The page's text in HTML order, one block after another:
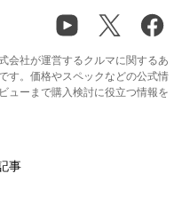
会社が運営するクルマに関するあ
す。価格やスペックなどの公式情
ューまで購入検討に役立つ情報を
事